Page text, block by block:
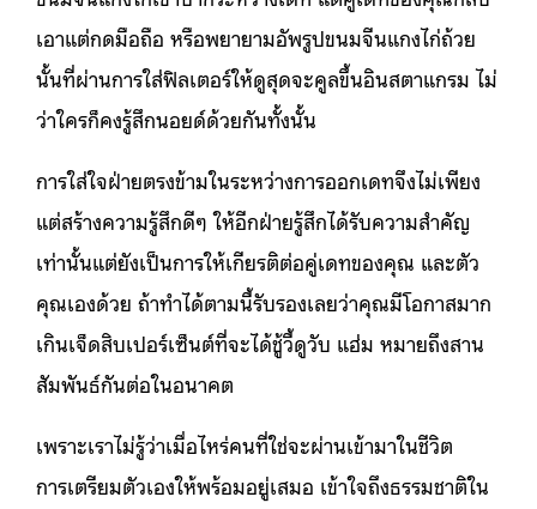
เอาแต่กดมือถือ หรือพยายามอัพรูปขนมจีนแกงไก่ถ้วย
นั้นที่ผ่านการใส่ฟิลเตอร์ให้ดูสุดจะคูลขึ้นอินสตาแกรม ไม่
ว่าใครก็คงรู้สึกนอยด์ด้วยกันทั้งนั้น
การใส่ใจฝ่ายตรงข้ามในระหว่างการออกเดทจึงไม่เพียง
แต่สร้างความรู้สึกดีๆ ให้อีกฝ่ายรู้สึกได้รับความสำคัญ
เท่านั้นแต่ยังเป็นการให้เกียรติต่อคู่เดทของคุณ และตัว
คุณเองด้วย ถ้าทำได้ตามนี้รับรองเลยว่าคุณมีโอกาสมาก
เกินเจ็ดสิบเปอร์เซ็นต์ที่จะได้ชู้วี้ดูวับ แฮ่ม หมายถึงสาน
สัมพันธ์กันต่อในอนาคต
เพราะเราไม่รู้ว่าเมื่อไหร่คนที่ใช่จะผ่านเข้ามาในชีวิต
การเตรียมตัวเองให้พร้อมอยู่เสมอ เข้าใจถึงธรรมชาติใน